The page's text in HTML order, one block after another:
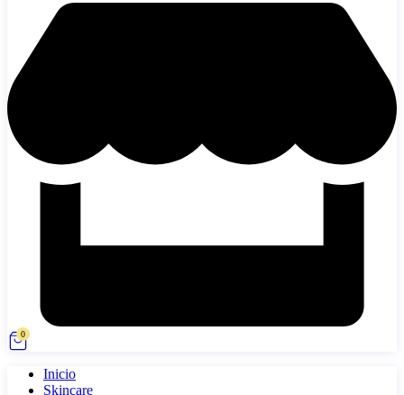
0
Inicio
Skincare